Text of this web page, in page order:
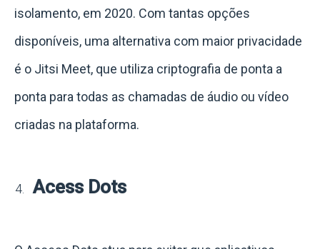
isolamento, em 2020. Com tantas opções
disponíveis, uma alternativa com maior privacidade
é o Jitsi Meet, que utiliza criptografia de ponta a
ponta para todas as chamadas de áudio ou vídeo
criadas na plataforma.
Acess Dots